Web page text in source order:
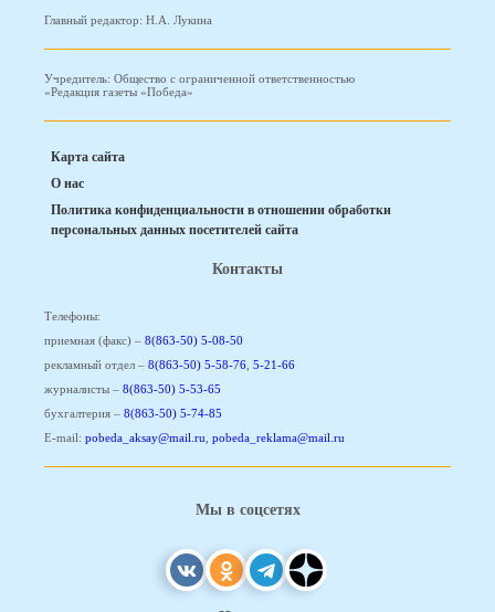
Главный редактор: Н.А. Лукина
Учредитель: Общество с ограниченной ответственностью
«Редакция газеты «Победа»
Карта сайта
О нас
Политика конфиденциальности в отношении обработки
персональных данных посетителей сайта
Контакты
Телефоны:
приемная (факс) – 8(863-50) 5-08-50
рекламный отдел – 8(863-50) 5-58-76 5-21-66
журналисты – 8(863-50) 5-53-65
бухгалтерия – 8(863-50) 5-74-85
E-mail: pobeda_aksay@mail.ru pobeda_reklama@mail.ru
Мы в соцсетях